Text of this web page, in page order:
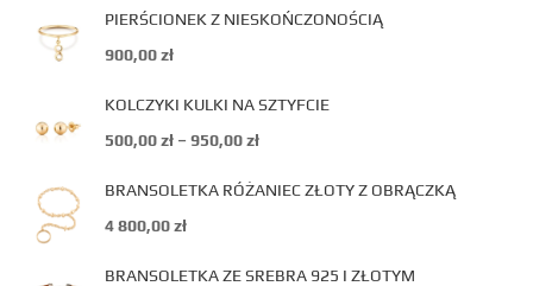
PIERŚCIONEK Z NIESKOŃCZONOŚCIĄ
900,00zł
KOLCZYKI KULKI NA SZTYFCIE
500,00zł – 950,00zł
BRANSOLETKA RÓŻANIEC ZŁOTY Z OBRĄCZKĄ
4 800,00zł
BRANSOLETKA ZE SREBRA 925 I ZŁOTYM